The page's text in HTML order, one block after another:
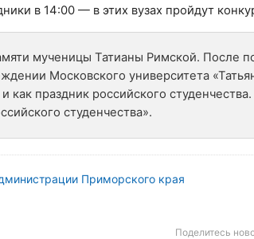
в 14:00 — в этих вузах пройдут
мученицы Татианы Римской. После
Московского университета
как праздник российского
студенчества».
Приморского края
Поделитесь